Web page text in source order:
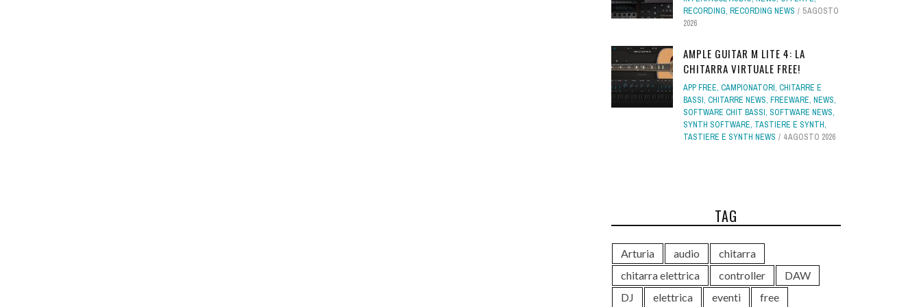
RECORDING, RECORDING NEWS
5 AGOSTO
2026
AMPLE GUITAR M LITE 4: LA
CHITARRA VIRTUALE FREE!
APP FREE, CAMPIONATORI, CHITARRE E
BASSI, CHITARRE NEWS, FREEWARE, NEWS,
SOFTWARE CHIT BASSI, SOFTWARE NEWS,
SYNTH SOFTWARE, TASTIERE E SYNTH,
TASTIERE E SYNTH NEWS
4 AGOSTO 2026
TAG
Arturia audio
chitarra
chitarra elettrica
controller
DAW
DJ
elettrica eventi free